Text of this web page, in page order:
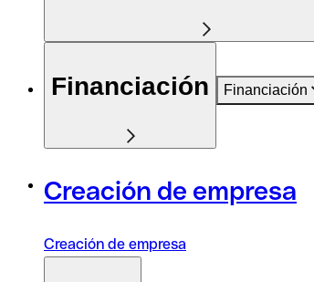
Financiación Financiación
Creación de empresa
Creación de empresa